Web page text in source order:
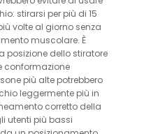
stirarsi per più di 15
volte al giorno senza
muscolare. È
posizione dello stiratore
conformazione
più alte potrebbero
leggermente più in
corretto della
utenti più bassi